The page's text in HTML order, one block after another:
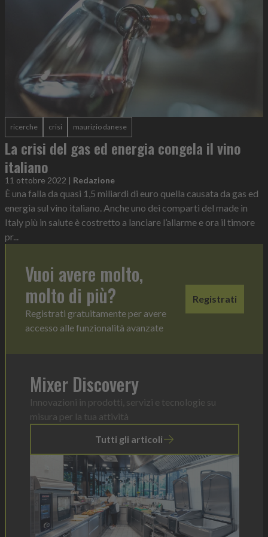
ricerche crisi maurizio danese
La crisi del gas ed energia congela il vino
italiano
11 ottobre 2022 | Redazione
È una falla da quasi 1,5 miliardi di euro quella causata da gas ed
energia sul vino italiano. Anche uno dei comparti del made in
Italy più in salute è costretto a lanciare l’allarme e ora il timore
pr...
Vuoi avere molto,
molto di più?
Registrati gratuitamente per avere
accesso alle funzionalità avanzate
Registrati
Mixer Discovery
Innovazioni in prodotti, servizi e tecnologie su
misura per la tua attività
Tutti gli articoli